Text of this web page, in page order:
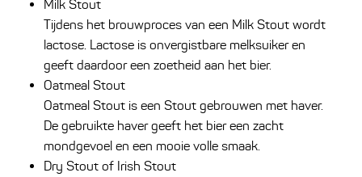
Milk Stout
Tijdens het brouwproces van een Milk Stout wordt
lactose. Lactose is onvergistbare melksuiker en
geeft daardoor een zoetheid aan het bier.
Oatmeal Stout
Oatmeal Stout is een Stout gebrouwen met haver.
De gebruikte haver geeft het bier een zacht
mondgevoel en een mooie volle smaak.
Dry Stout of Irish Stout